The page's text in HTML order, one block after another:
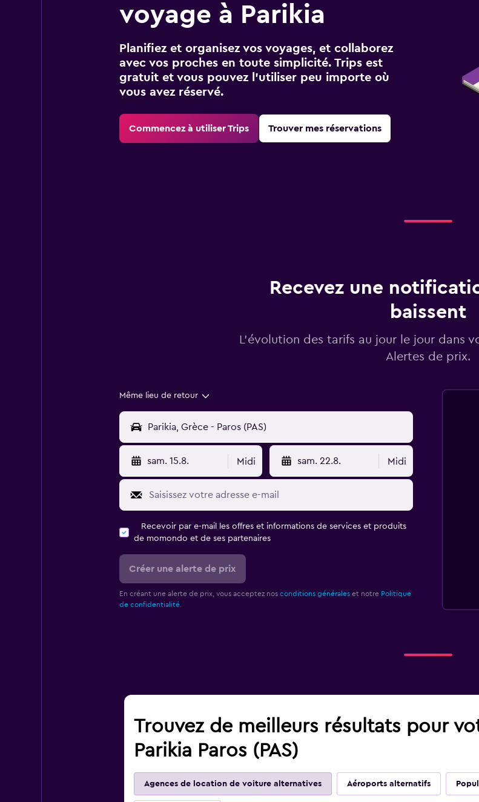
voyage à Parikia
Planifiez et organisez vos voyages, et collaborez
avec vos proches en toute simplicité. Trips est
gratuit et vous pouvez l’utiliser peu importe où
vous avez réservé.
Commencez à utiliser Trips Trouver mes réservations
Recevez une
baissent
L’évolution des tarifs au jour le jour dans
Alertes de prix.
Même lieu de retour
sam. 15.8. Midi sam. 22.8. Midi
Recevoir par e-mail les offres et informations de services et produits
de momondo et de ses partenaires
Créer une alerte de prix
En créant une alerte de prix, vous acceptez nos conditions généraleset notre Politique
de confidentialité.
Trouvez de meilleurs résultats pour
Parikia Paros (PAS)
Agences de location de voiture alternatives Aéroports alternatifs